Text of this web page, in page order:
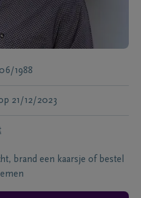
1988
21/12/2023
brand een kaarsje of bestel